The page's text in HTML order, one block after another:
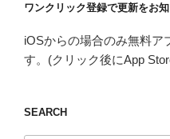
ワンクリック登録で更新をお
iOSからの場合のみ無料ア
す。(クリック後にApp
SEARCH